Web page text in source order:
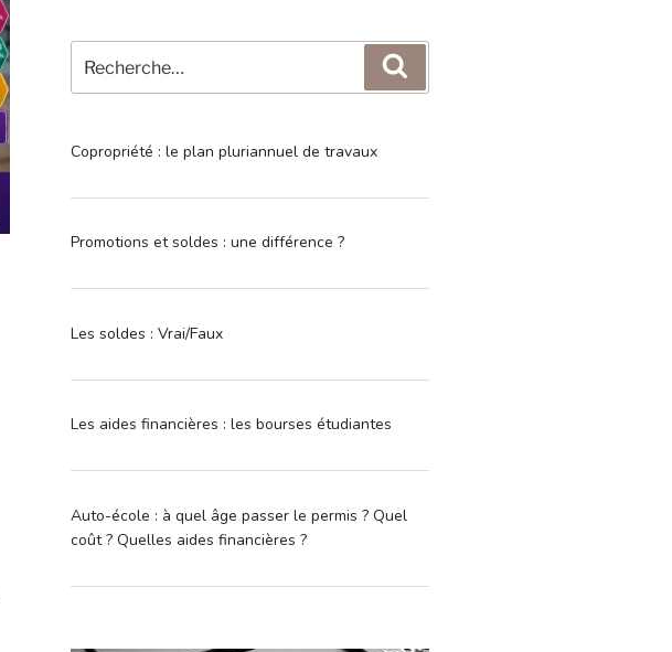
pour
:
Copropriété : le plan pluriannuel de travaux
Promotions et soldes : une différence ?
Les soldes : Vrai/Faux
Les aides financières : les bourses étudiantes
Auto-école : à quel âge passer le permis ? Quel
coût ? Quelles aides financières ?